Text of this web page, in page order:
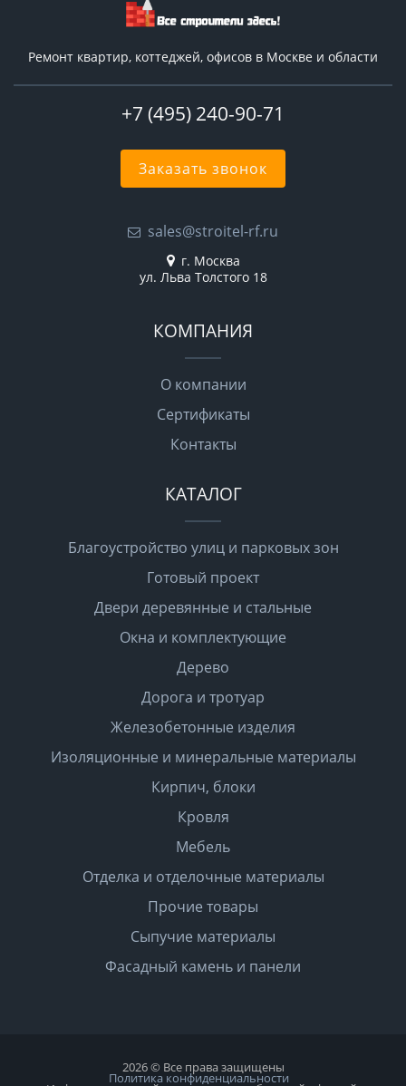
Ремонт квартир, коттеджей, офисов в Москве и области
+7 (495) 240-90-71
Заказать звонок
sales@stroitel-rf.ru
г. Москва
ул. Льва Толстого 18
КОМПАНИЯ
О компании
Сертификаты
Контакты
КАТАЛОГ
Благоустройство улиц и парковых зон
Готовый проект
Двери деревянные и стальные
Окна и комплектующие
Дерево
Дорога и тротуар
Железобетонные изделия
Изоляционные и минеральные материалы
Кирпич, блоки
Кровля
Мебель
Отделка и отделочные материалы
Прочие товары
Сыпучие материалы
Фасадный камень и панели
2026 © Все права защищены
Политика конфиденциальности